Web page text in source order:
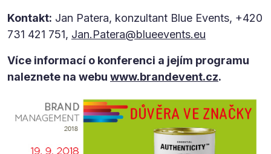
Kontakt: Jan Patera, konzultant Blue Events, +420
731 421 751, Jan.Patera@blueevents.eu
Více informací o konferenci a jejím programu
naleznete na webu www.brandevent.cz.